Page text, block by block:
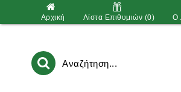
Αρχική Λίστα Επιθυμιών (0) O